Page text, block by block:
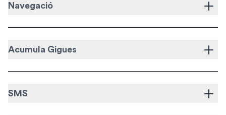
Navegació
Acumula Gigues
SMS